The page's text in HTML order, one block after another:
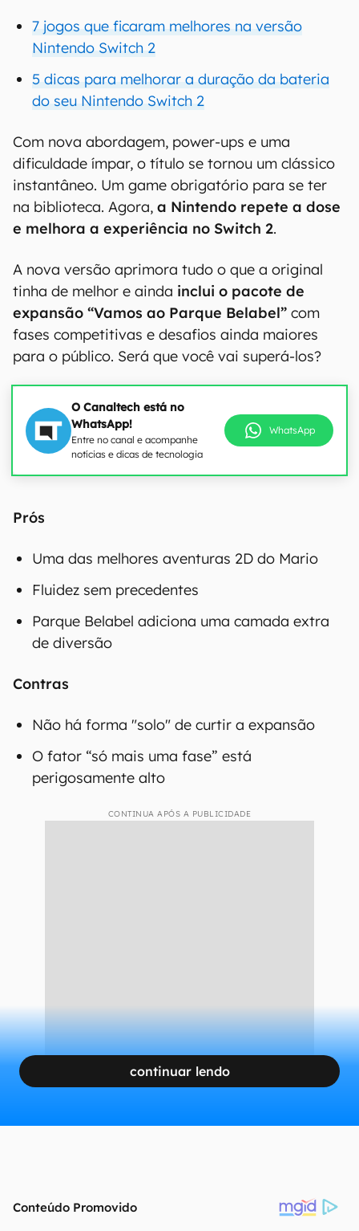
7 jogos que ficaram melhores na versão
Nintendo Switch 2
5 dicas para melhorar a duração da bateria
do seu Nintendo Switch 2
Com nova abordagem, power-ups e uma
dificuldade ímpar, o título se tornou um clássico
instantâneo. Um game obrigatório para se ter
na biblioteca. Agora, a Nintendo repete a dose
e melhora a experiência no Switch 2.
A nova versão aprimora tudo o que a original
tinha de melhor e ainda inclui o pacote de
expansão “Vamos ao Parque Belabel” com
fases competitivas e desafios ainda maiores
para o público. Será que você vai superá-los?
O Canaltech está no
WhatsApp!
Entre no canal e acompanhe
notícias e dicas de tecnologia
WhatsApp
Prós
Uma das melhores aventuras 2D do Mario
Fluidez sem precedentes
Parque Belabel adiciona uma camada extra
de diversão
Contras
Não há forma "solo" de curtir a expansão
O fator “só mais uma fase” está
perigosamente alto
CONTINUA APÓS A PUBLICIDADE
continuar lendo